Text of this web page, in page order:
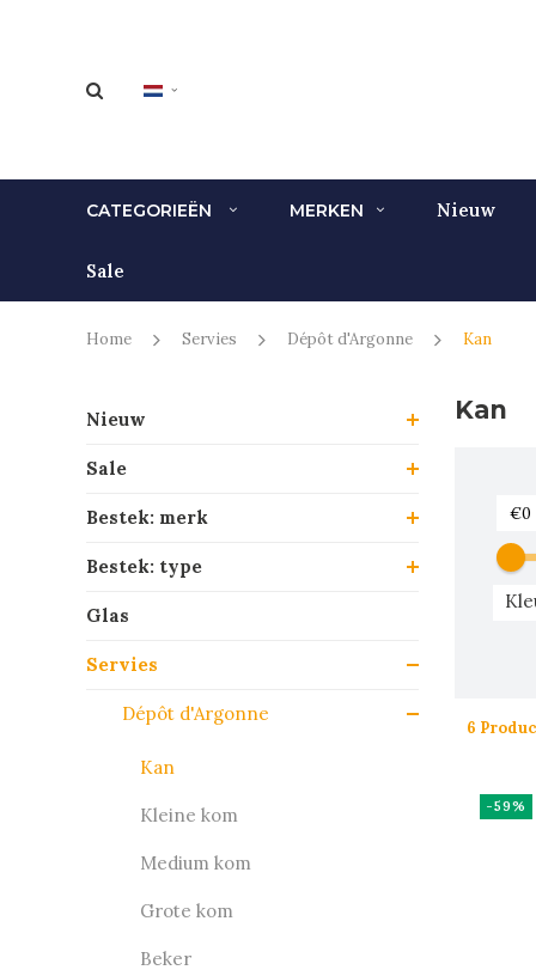
CATEGORIEËN MERKEN Nieuw
Sale
Home Servies Dépôt d'Argonne Kan
Nieuw
Sale
Bestek: merk
Bestek: type
Glas
Servies
Dépôt d'Argonne
Kan
Kleine kom
Medium kom
Grote kom
Beker
Kan
6
-59%